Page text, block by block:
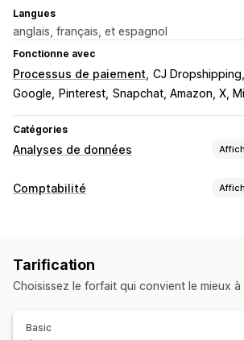
Langues
anglais, français, et espagnol
Fonctionne avec
Processus de paiement CJ Dropshipping
Google
Pinterest Snapchat, Amazon, X,
Catégories
Analyses de données
Comportement du client
Marketing et ventes
Attribution marketing
Analyse des
Informations sur les bénéfices
Comptabilité
Suivi des dépenses
Rapports personnalisés
Tarification
Choisissez le forfait qui convient le mieux
Basic